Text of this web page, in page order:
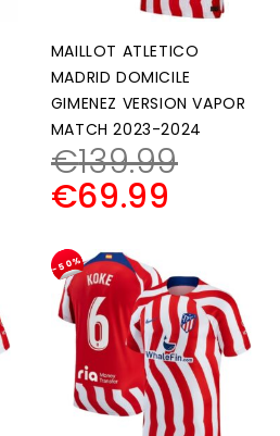
MAILLOT ATLETICO
MADRID DOMICILE
GIMENEZ VERSION VAPOR
MATCH 2023-2024
€139.99
€69.99
-50%